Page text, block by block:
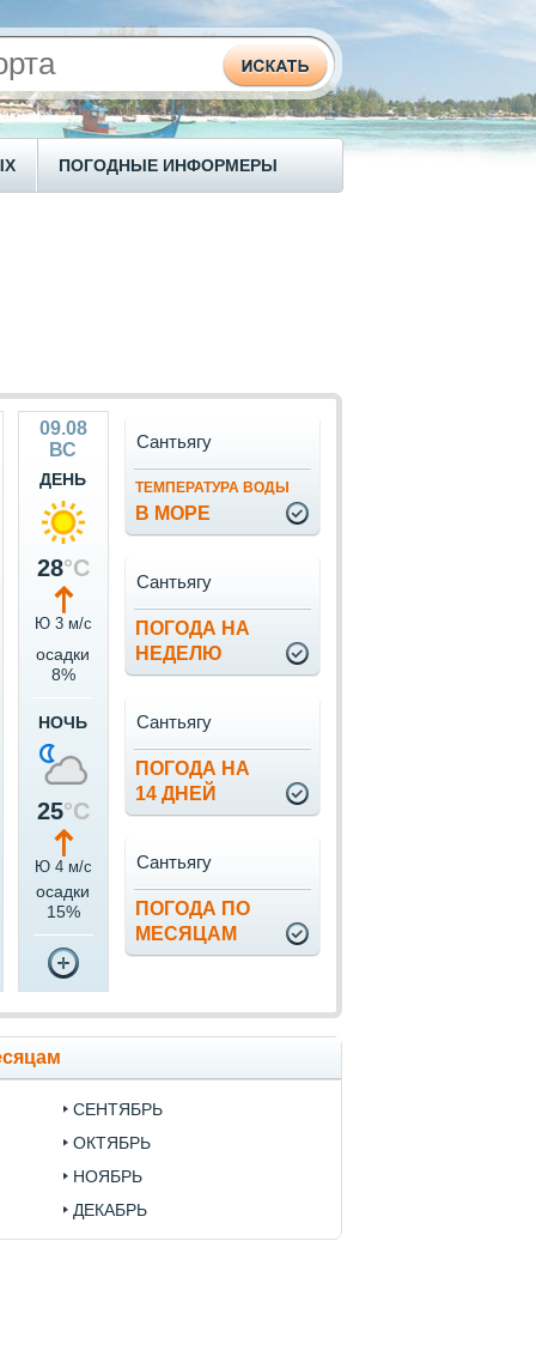
ПОГОДНЫЕ ИНФОРМЕРЫ
09.08
ВС
ДЕНЬ
28°C
Ю 3 м/c
осадки
8%
НОЧЬ
25°C
Ю 4 м/c
осадки
15%
ТЕМПЕРАТУРА ВОДЫ
В МОРЕ
Сантьягу
ПОГОДА НА
НЕДЕЛЮ
Сантьягу
ПОГОДА НА
14 ДНЕЙ
Сантьягу
ПОГОДА ПО
МЕСЯЦАМ
Сантьягу
СЕНТЯБРЬ
ОКТЯБРЬ
НОЯБРЬ
ДЕКАБРЬ